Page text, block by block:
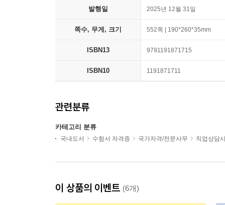
발행일 2025년 12월 31일
쪽수, 무게, 크기 552쪽 | 190*260*35mm
ISBN13 9791191871715
ISBN10 1191871711
관련분류
카테고리 분류
국내도서 수험서 자격증 국가자격/전문사무 직업상담
이 상품의 이벤트 (6개)